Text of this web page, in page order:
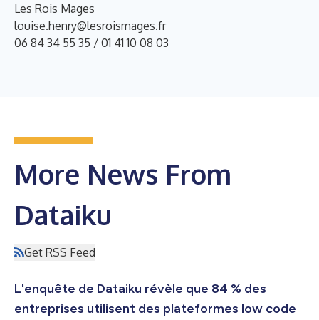
Les Rois Mages
louise.henry@lesroismages.fr
06 84 34 55 35 / 01 41 10 08 03
More News From
Dataiku
Get RSS Feed
L'enquête de Dataiku révèle que 84 % des
entreprises utilisent des plateformes low code